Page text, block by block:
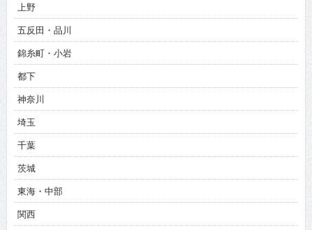
上野
五反田・品川
錦糸町・小岩
都下
神奈川
埼玉
千葉
茨城
東海・中部
関西